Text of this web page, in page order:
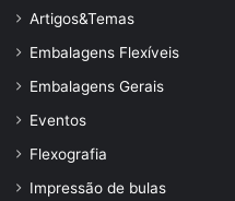
Artigos&Temas
Embalagens Flexíveis
Embalagens Gerais
Eventos
Flexografia
Impressão de bulas